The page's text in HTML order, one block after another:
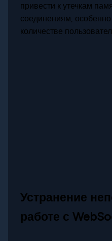
привести к утечкам
соединениям,
количестве
Устранение
работе с